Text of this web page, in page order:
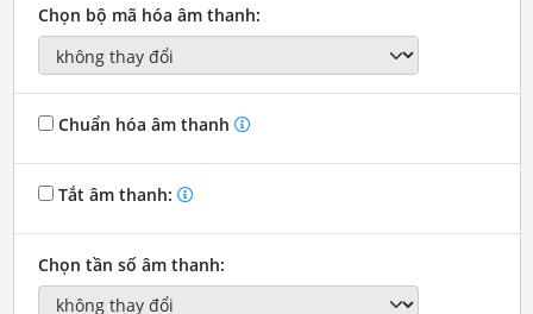
Chọn bộ mã hóa âm thanh:
Chuẩn hóa âm thanh
Tắt âm thanh:
Chọn tần số âm thanh: